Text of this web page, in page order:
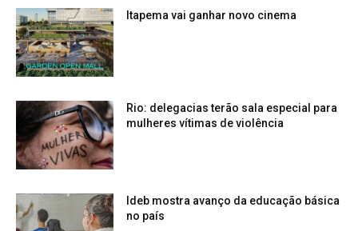
Itapema vai ganhar novo cinema
Rio: delegacias terão sala especial para
mulheres vítimas de violência
Ideb mostra avanço da educação básica
no país